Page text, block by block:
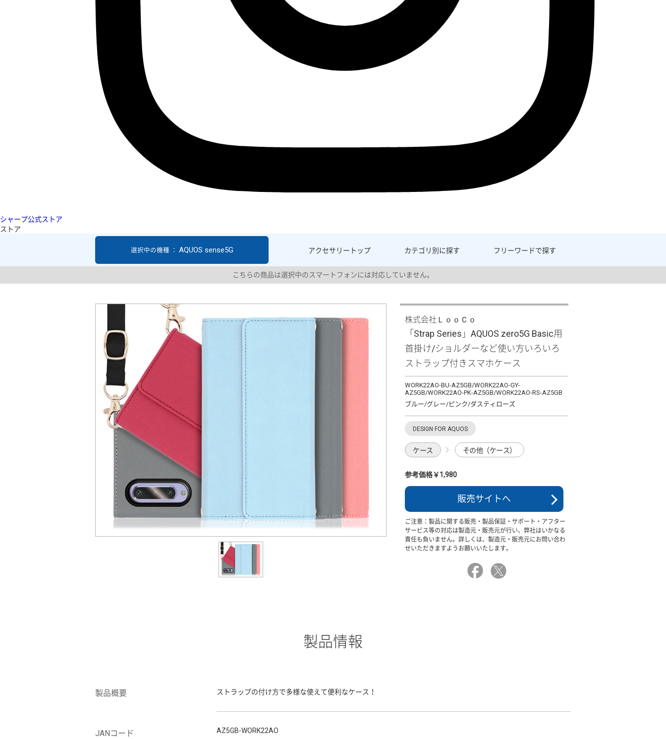
シャープ公式ストア
ストア
アクセサリー トップ カテゴリ別に探す フリーワードで探す
選択中の機種 ： AQUOS sense5G
こちらの商品は選択中のスマートフォンには対応していません。
株式会社ＬｏｏＣｏ
「Strap Series」AQUOS zero5G Basic用
首掛け/ショルダーなど使い方いろいろ
ストラップ付きスマホケース
WORK22AO-BU-AZ5GB/WORK22AO-GY-
AZ5GB/WORK22AO-PK-AZ5GB/WORK22AO-RS-AZ5GB
ブルー/グレー/ピンク/ダスティローズ
DESIGN FOR AQUOS
ケース その他（ケース）
参考価格￥1,980
販売サイトへ
ご注意：製品に関する販売・製品保証・サポート・アフター
サービス等の対応は製造元・販売元が行い、弊社はいかなる
責任も負いません。詳しくは、製造元・販売元にお問い合わ
せいただきますようお願いいたします。
製品情報
製品概要 ストラップの付け方で多様な使えて便利なケース！
JANコード AZ5GB-WORK22AO